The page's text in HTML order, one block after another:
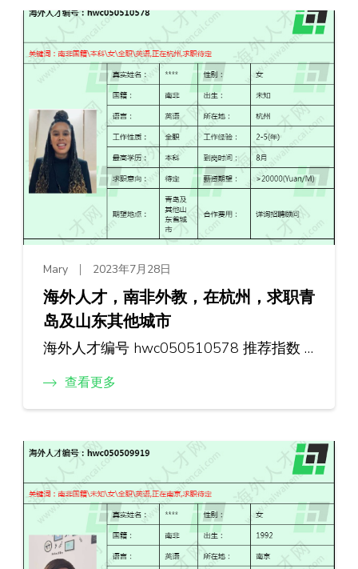
Mary 2023年7月28日
海外人才，南非外教，在杭州，求职青
岛及山东其他城市
海外人才编号 hwc050510578 推荐指数 …
查看更多